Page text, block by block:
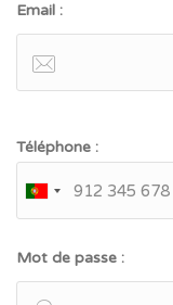
Email :
Téléphone :
Mot de passe :